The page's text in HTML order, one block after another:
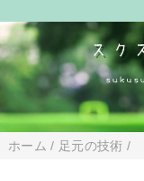
ホーム / 足元の技術 /